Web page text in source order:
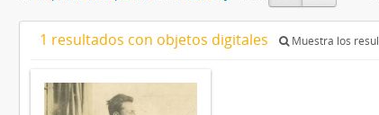
1 resultados con objetos digitales Muestra los